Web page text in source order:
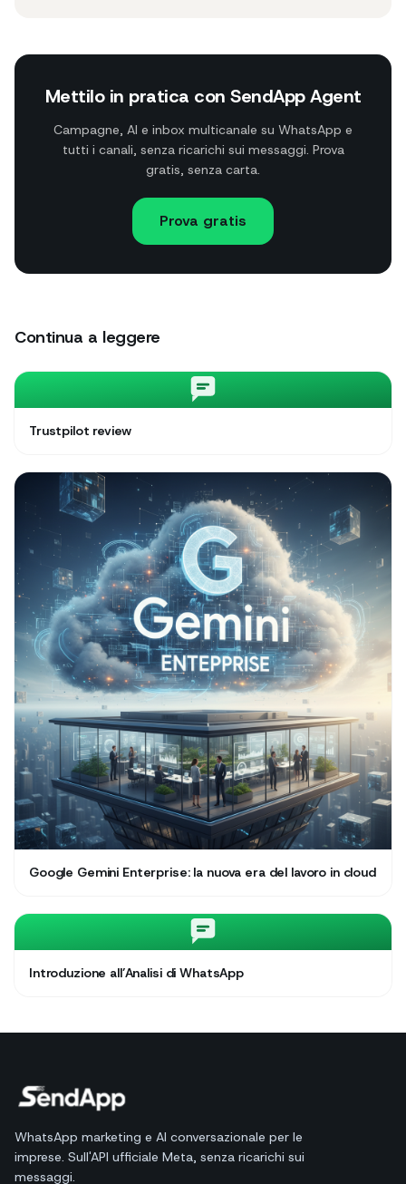
Mettilo in pratica con SendApp Agent
Campagne, AI e inbox multicanale su WhatsApp e
tutti i canali, senza ricarichi sui messaggi. Prova
gratis, senza carta.
Prova gratis
Continua a leggere
Trustpilot review
Google Gemini Enterprise: la nuova era del lavoro in cloud
Introduzione all’Analisi di WhatsApp
WhatsApp marketing e AI conversazionale per le
imprese. Sull'API ufficiale Meta, senza ricarichi sui
messaggi.